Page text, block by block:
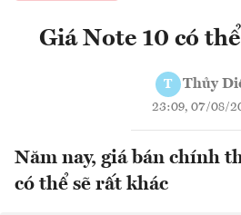
Giá Note 10 có
T Thủy
23:09, 07/08/
Năm nay, giá bán chính
có thể sẽ rất khác